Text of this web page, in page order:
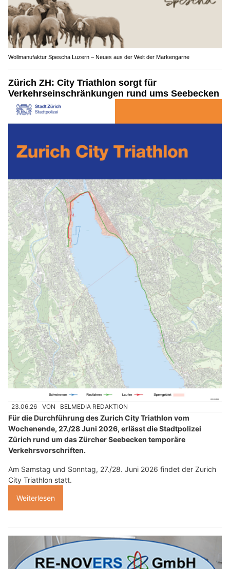
Wollmanufaktur Spescha Luzern – Neues aus der Welt der Markengarne
Zürich ZH: City Triathlon sorgt für
Verkehrseinschränkungen rund ums Seebecken
23.06.26 VON BELMEDIA REDAKTION
Für die Durchführung des Zurich City Triathlon vom
Wochenende, 27./28 Juni 2026, erlässt die Stadtpolizei
Zürich rund um das Zürcher Seebecken temporäre
Verkehrsvorschriften.
Am Samstag und Sonntag, 27./28. Juni 2026 findet der Zurich
City Triathlon statt.
Weiterlesen